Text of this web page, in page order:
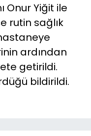
Onur Yiğit ile
rutin sağlık
ardından
getirildi.
bildirildi.